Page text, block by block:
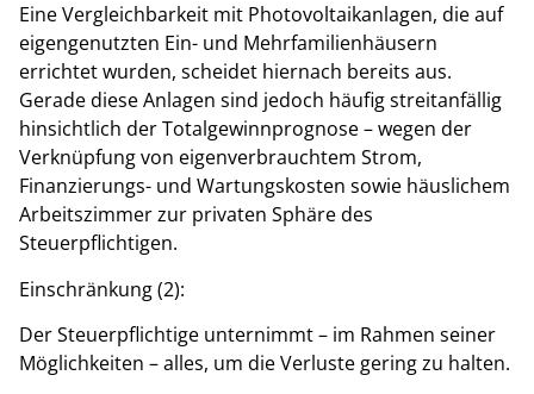
Eine Vergleichbarkeit mit Photovoltaikanlagen, die auf
eigengenutzten Ein- und Mehrfamilienhäusern
errichtet wurden, scheidet hiernach bereits aus.
Gerade diese Anlagen sind jedoch häufig streitanfällig
hinsichtlich der Totalgewinnprognose – wegen der
Verknüpfung von eigenverbrauchtem Strom,
Finanzierungs- und Wartungskosten sowie häuslichem
Arbeitszimmer zur privaten Sphäre des
Steuerpflichtigen.
Einschränkung (2):
Der Steuerpflichtige unternimmt – im Rahmen seiner
Möglichkeiten – alles, um die Verluste gering zu halten.